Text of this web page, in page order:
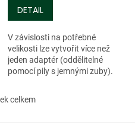
DETAIL
V závislosti na potřebné
velikosti lze vytvořit více než
jeden adaptér (oddělitelné
pomocí pily s jemnými zuby).
O
l
celkem